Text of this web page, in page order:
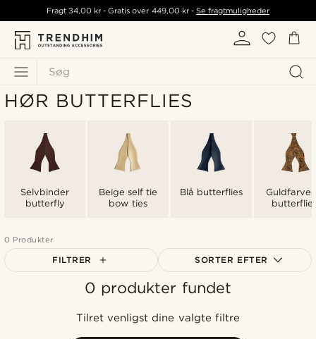
Søg
Fragt34,00 kr - Gratis over 449,00 kr- Se fragtmuligheder
HØR BUTTERFLIES
Selvbinder
butterfly
Beige self tie
bow ties
Blå butterflies
0 Produkter
FILTRER SORTER EFTER
Mest populære
Laveste pris
0 produkter fundet
Tilret venligst dine valgte filtre